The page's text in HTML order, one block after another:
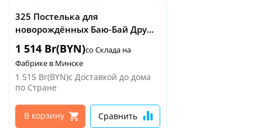
325 Постелька для
новорождённых Баю-Бай Дру...
1 514 Br(BYN)со Склада на
Фабрике в Минске
1 515 Br(BYN)с Доставкой до дома
по Стране
В корзину Сравнить